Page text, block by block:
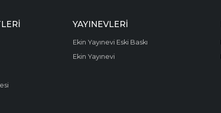
YAYINEVLERI
Ekin Yayınevi Eski Baskı
Ekin Yayınevi